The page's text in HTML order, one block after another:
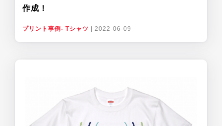
作成！
プリント事例- Tシャツ 2022-06-09